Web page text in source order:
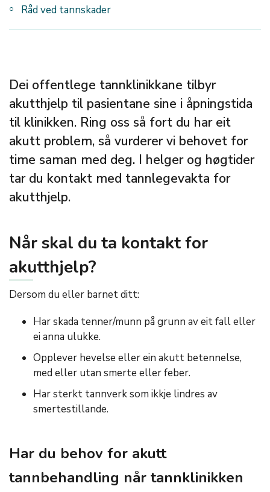
Råd ved tannskader
Dei offentlege tannklinikkane tilbyr
akutthjelp til pasientane sine i åpningstida
til klinikken. Ring oss så fort du har eit
akutt problem, så vurderer vi behovet for
time saman med deg. I helger og høgtider
tar du kontakt med tannlegevakta for
akutthjelp.
Når skal du ta kontakt for
akutthjelp?
Dersom du eller barnet ditt:
Har skada tenner/munn på grunn av eit fall eller
ei anna ulukke.
Opplever hevelse eller ein akutt betennelse,
med eller utan smerte eller feber.
Har sterkt tannverk som ikkje lindres av
smertestillande.
Har du behov for akutt
tannbehandling når tannklinikken